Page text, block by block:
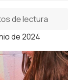
de 2024
de lectura